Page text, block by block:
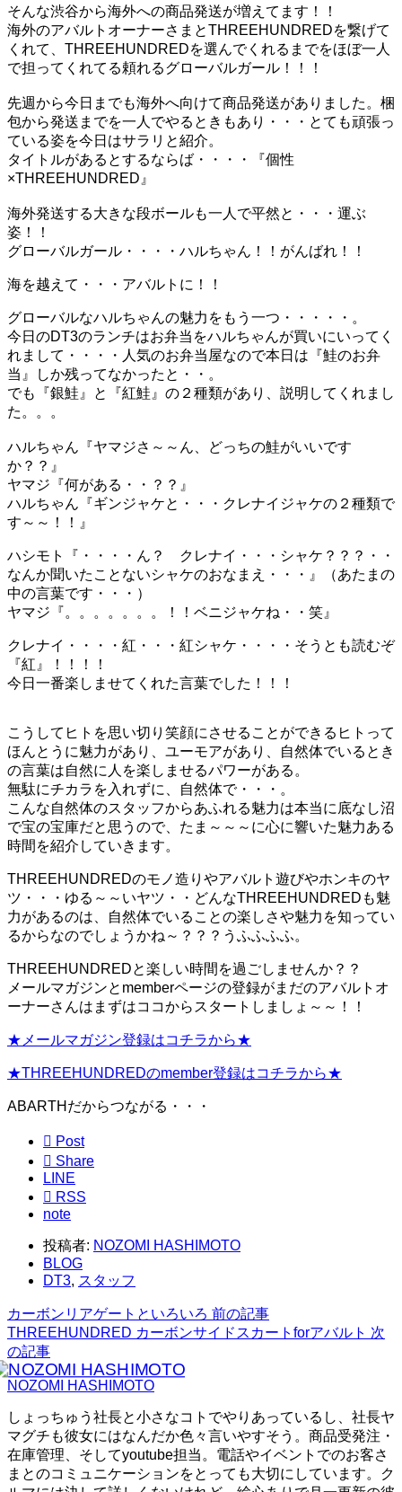
そんな渋谷から海外への商品発送が増えてます！！
海外のアバルトオーナーさまとTHREEHUNDREDを繋げて
くれて、THREEHUNDREDを選んでくれるまでをほぼ一人
で担ってくれてる頼れるグローバルガール！！！
先週から今日までも海外へ向けて商品発送がありました。梱
包から発送までを一人でやるときもあり・・・とても頑張っ
ている姿を今日はサラリと紹介。
タイトルがあるとするならば・・・・『個性
×THREEHUNDRED』
海外発送する大きな段ボールも一人で平然と・・・運ぶ
姿！！
グローバルガール・・・・ハルちゃん！！がんばれ！！
海を越えて・・・アバルトに！！
グローバルなハルちゃんの魅力をもう一つ・・・・・。
今日のDT3のランチはお弁当をハルちゃんが買いにいってく
れまして・・・・人気のお弁当屋なので本日は『鮭のお弁
当』しか残ってなかったと・・。
でも『銀鮭』と『紅鮭』の２種類があり、説明してくれまし
た。。。
ハルちゃん『ヤマジさ～～ん、どっちの鮭がいいです
か？？』
ヤマジ『何がある・・？？』
ハルちゃん『ギンジャケと・・・クレナイジャケの２種類で
す～～！！』
ハシモト『・・・・ん？ クレナイ・・・シャケ？？？・・
なんか聞いたことないシャケのおなまえ・・・』（あたまの
中の言葉です・・・）
ヤマジ『。。。。。。。！！ベニジャケね・・笑』
クレナイ・・・・紅・・・紅シャケ・・・・そうとも読むぞ
『紅』！！！！
今日一番楽しませてくれた言葉でした！！！
こうしてヒトを思い切り笑顔にさせることができるヒトって
ほんとうに魅力があり、ユーモアがあり、自然体でいるとき
の言葉は自然に人を楽しませるパワーがある。
無駄にチカラを入れずに、自然体で・・・。
こんな自然体のスタッフからあふれる魅力は本当に底なし沼
で宝の宝庫だと思うので、たま～～～に心に響いた魅力ある
時間を紹介していきます。
THREEHUNDREDのモノ造りやアバルト遊びやホンキのヤ
ツ・・・ゆる～～いヤツ・・どんなTHREEHUNDREDも魅
力があるのは、自然体でいることの楽しさや魅力を知ってい
るからなのでしょうかね～？？？うふふふふ。
THREEHUNDREDと楽しい時間を過ごしませんか？？
メールマガジンとmemberページの登録がまだのアバルトオ
ーナーさんはまずはココからスタートしましょ～～！！
★メールマガジン登録はコチラから★
★THREEHUNDREDのmember登録はコチラから★
ABARTHだからつながる・・・
 Post
 Share
LINE
 RSS
note
投稿者: NOZOMI HASHIMOTO
BLOG
DT3, スタッフ
カーボンリアゲートといろいろ 前の記事
THREEHUNDRED カーボンサイドスカートforアバルト 次
の記事
NOZOMI HASHIMOTO
しょっちゅう社長と小さなコトでやりあっているし、社長ヤ
マグチも彼女にはなんだか色々言いやすそう。商品受発注・
在庫管理、そしてyoutube担当。電話やイベントでのお客さ
まとのコミュニケーションをとっても大切にしています。ク